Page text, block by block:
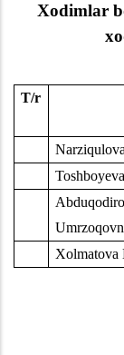
Xodimlar
T/r
Xolmatova